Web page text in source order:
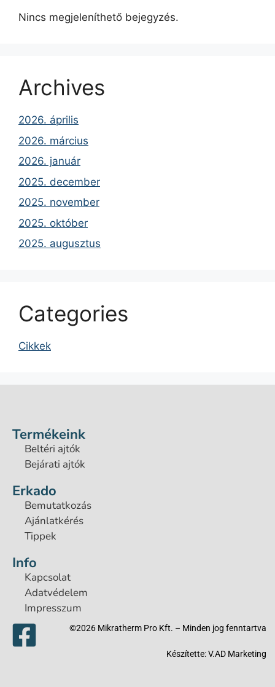
Nincs megjeleníthető bejegyzés.
Archives
2026. április
2026. március
2026. január
2025. december
2025. november
2025. október
2025. augusztus
Categories
Cikkek
Termékeink
Beltéri ajtók
Bejárati ajtók
Erkado
Bemutatkozás
Ajánlatkérés
Tippek
Info
Kapcsolat
Adatvédelem
Impresszum
©2026 Mikratherm Pro Kft. – Minden jog fenntartva​
Készítette:V.AD Marketing